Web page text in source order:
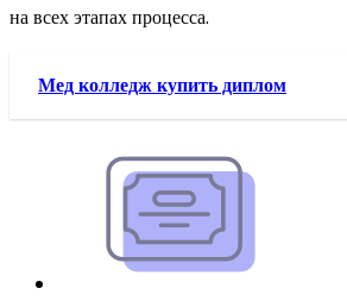
на всех этапах процесса.
Мед колледж купить диплом